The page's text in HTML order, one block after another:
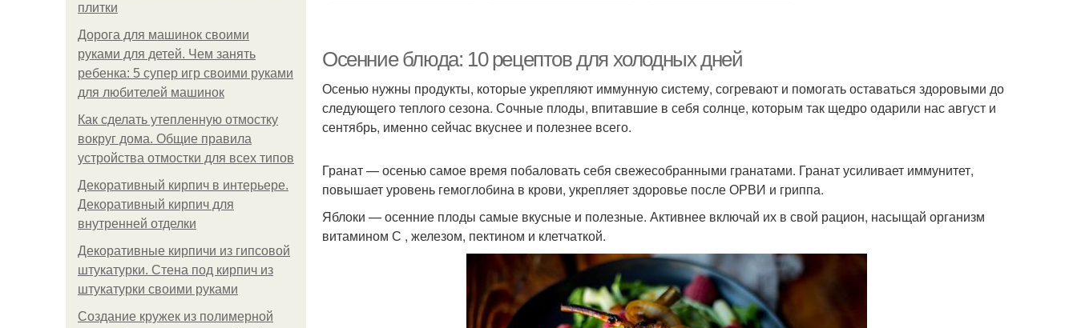
плитки
Дорога для машинок своими
руками для детей. Чем занять
ребенка: 5 супер игр своими руками
для любителей машинок
Как сделать утепленную отмостку
вокруг дома. Общие правила
устройства отмостки для всех типов
Декоративный кирпич в интерьере.
Декоративный кирпич для
внутренней отделки
Декоративные кирпичи из гипсовой
штукатурки. Стена под кирпич из
штукатурки своими руками
Создание кружек из полимерной
Осенние блюда: 10 рецептов для холодных дней
Осенью нужны продукты, которые укрепляют иммунную систему, согревают и помогать оставаться здоровыми до
следующего теплого сезона. Сочные плоды, впитавшие в себя солнце, которым так щедро одарили нас август и
сентябрь, именно сейчас вкуснее и полезнее всего.
Гранат — осенью самое время побаловать себя свежесобранными гранатами. Гранат усиливает иммунитет,
повышает уровень гемоглобина в крови, укрепляет здоровье после ОРВИ и гриппа.
Яблоки — осенние плоды самые вкусные и полезные. Активнее включай их в свой рацион, насыщай организм
витамином С , железом, пектином и клетчаткой.